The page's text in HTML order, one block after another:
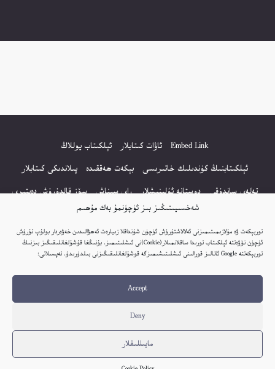
شەخسىيىتىڭىز بىز ئۈچۈنمۇ بەك مۇھىم
توربېكەت ۋە مۇلازىمىتىمىزنى ئەلالاشتۇرۇش ئۈچۈن شۇنداقلا زىيارەت ئەھۋالىدىن خەۋەردار بولۇپ تۇرۇش
ئۈچۈن نۆۋەتتە ئېلكىتاب تورىدا ساقلانمىلار(Cookie)نى ئىشلىتىمىز. بۇنىڭغا قۇشۇلغانلىقىڭىز بىزنىڭ
توربېكەتتە Google ئانالىز قورالىنى ئىشلىتىشىمىزگە قوشۇلغانلىقىڭىزنى بىلدۈرىدۇ. تەپسىلاتى:
Accept
Deny
مايىللىقلار
Embed Link ئاۋات كىتابلار
ئېلكىتاب يوللاڭ
ئېلكىتابنىڭ كۈندىلىك خاتىرىسى
بېكەت ھەققىدە
پىلاندىكى كىتابلار
تەلەي ساندۇقى
دوستانە ئۇلىنىشلار راي سىناش
سۆز قالدۇرۇش دەپتىرى
كۆپ سورالغان سۇئاللار
كىتاب تىزىملىكى
مەخپىيەتلىك باياناتى
نەشىر ھوقۇقى باياناتى
© 2017-2026 تور بېكەتنىڭ بارلىق ھوقۇقى ئېلكىتاب تورى غا مەنسۇپ.
ھەر كۈنى يېڭى كىتابلار قوشۇلىۋاتىدۇ...